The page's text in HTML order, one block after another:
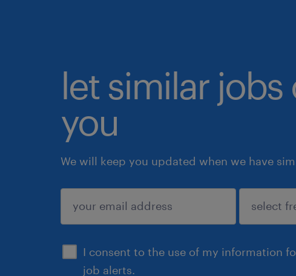
let similar
you
We will keep you updated when we have
I consent to the use of my information
job alerts.
submit